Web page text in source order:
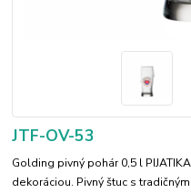
JTF-OV-53
Golding pivný pohár 0,5 l
dekoráciou. Pivný štuc s